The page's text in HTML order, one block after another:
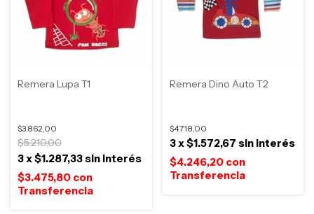
Remera Lupa T1
$3.862,00
$5.210,00
$3.475,80 con
3x$1.287,33sin interés
Remera Dino Auto T2
$4.718,00
$4.246,20 con
3x$1.572,67 sin interés